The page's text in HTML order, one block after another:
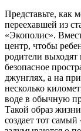
Представьте, как
переехавшей из
«Экополис».
центр, чтобы
родители выходят
безопасное
джунглях, а на
несколько
воде в обычную
Такой образ
создает тот